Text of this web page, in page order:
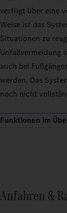
verfügt über eine
Weise ist das
Situationen zu
Unfallvermeidung
auch bei
werden. Das
noch nicht
Funktionen im
Anfahren &